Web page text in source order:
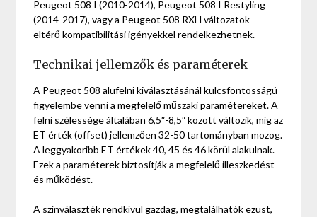
Peugeot 508 I (2010-2014), Peugeot 508 I Restyling
(2014-2017), vagy a Peugeot 508 RXH változatok –
eltérő kompatibilitási igényekkel rendelkezhetnek.
Technikai jellemzők és paraméterek
A Peugeot 508 alufelni kiválasztásánál kulcsfontosságú
figyelembe venni a megfelelő műszaki paramétereket. A
felni szélessége általában 6,5″-8,5″ között változik, míg az
ET érték (offset) jellemzően 32-50 tartományban mozog.
A leggyakoribb ET értékek 40, 45 és 46 körül alakulnak.
Ezek a paraméterek biztosítják a megfelelő illeszkedést
és működést.
A színválaszték rendkívül gazdag, megtalálhatók ezüst,